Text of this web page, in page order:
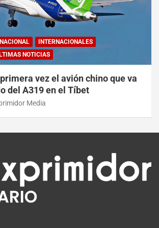
INTERNACIONALES
NOTICIAS
vez el avión chino que va
del A319 en el Tíbet
Media